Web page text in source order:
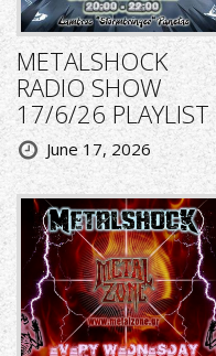
METALSHOCK
RADIO SHOW
17/6/26 PLAYLIST
June 17, 2026